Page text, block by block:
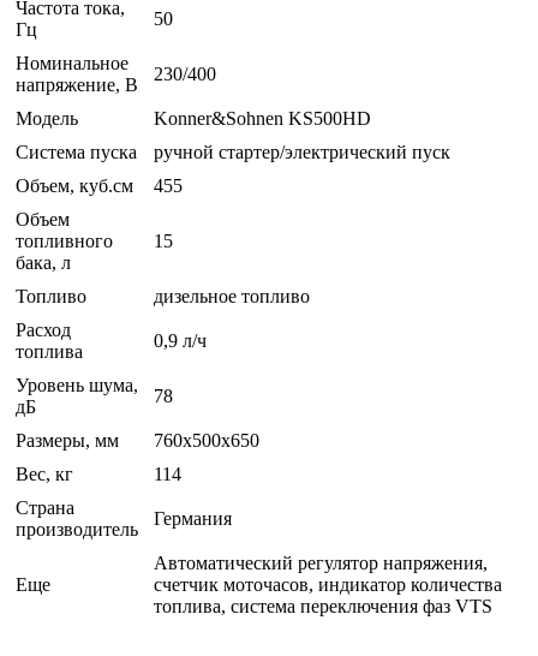
Частота тока,
Гц
50
Номинальное
напряжение, В
230/400
Модель
Konner&Sohnen KS500HD
Система пуска
ручной стартер/электрический пуск
Объем, куб.см
455
Объем
топливного
бака, л
15
Топливо
дизельное топливо
Расход
топлива
0,9 л/ч
Уровень шума,
дБ
78
Размеры, мм
760x500x650
Вес, кг
114
Страна
производитель
Германия
Еще
Автоматический регулятор напряжения,
счетчик моточасов, индикатор количества
топлива, система переключения фаз VTS